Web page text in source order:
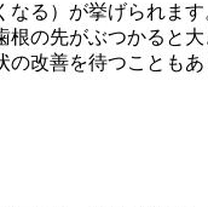
る）が挙げられ
の先がぶつかると
改善を待つこともあ